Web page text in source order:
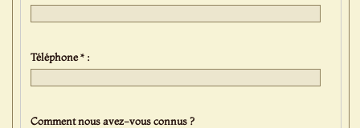
Téléphone * :
Comment nous avez-vous connus ?